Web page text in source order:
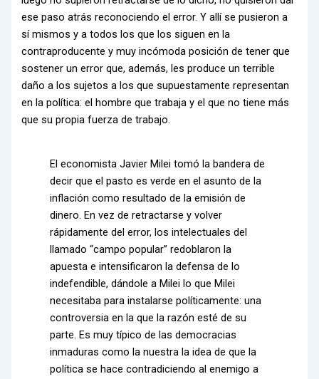
ese paso atrás reconociendo el error. Y allí se pusieron a
sí mismos y a todos los que los siguen en la
contraproducente y muy incómoda posición de tener que
sostener un error que, además, les produce un terrible
daño a los sujetos a los que supuestamente representan
en la política: el hombre que trabaja y el que no tiene más
que su propia fuerza de trabajo.
El economista Javier Milei tomó la bandera de
decir que el pasto es verde en el asunto de la
inflación como resultado de la emisión de
dinero. En vez de retractarse y volver
rápidamente del error, los intelectuales del
llamado “campo popular” redoblaron la
apuesta e intensificaron la defensa de lo
indefendible, dándole a Milei lo que Milei
necesitaba para instalarse políticamente: una
controversia en la que la razón esté de su
parte. Es muy típico de las democracias
inmaduras como la nuestra la idea de que la
política se hace contradiciendo al enemigo a